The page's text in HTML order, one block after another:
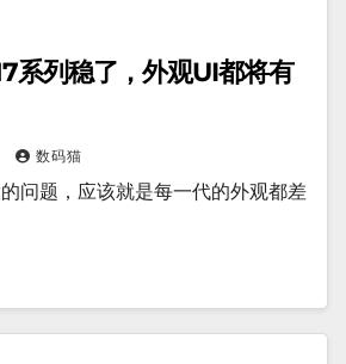
系列稳了，外观UI都将有
数码猫
问题，应该就是每一代的外观都差